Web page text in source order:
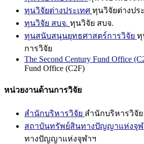
ทุนวิจัยต่างประเทศ ทุนวิจัยต่างปร
ทุนวิจัย สบจ. ทุนวิจัย สบจ.
ทุนสนับสนุนยุทธศาสตร์การวิจัย ทุ
การวิจัย
The Second Century Fund Office
Fund Office (C2F)
หน่วยงานด้านการวิจัย
สำนักบริหารวิจัย สำนักบริหารวิจัย
สถาบันทรัพย์สินทางปัญญาแห่งจุฬ
ทางปัญญาแห่งจุฬาฯ